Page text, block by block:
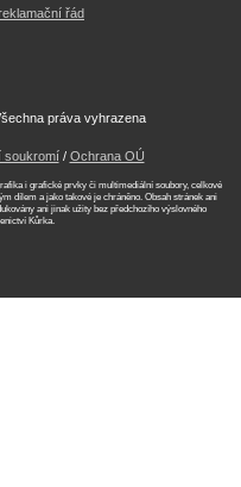
řád
práva vyhrazena
soukromí/ Ochrana OÚ
i grafické prvky či multimediální soubory, celkové
dílem a jako takové je chráněno. Obsah stránek ani
ani jinak užity bez předchozího výslovného
Kůrka.